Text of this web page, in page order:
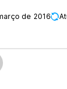
de 2016